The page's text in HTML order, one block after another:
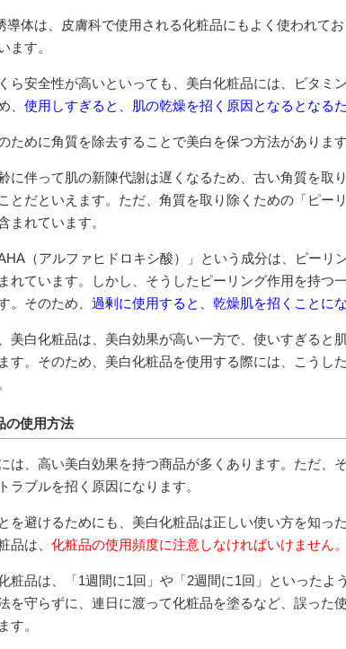
導体は、皮膚科で使用される化粧品にもよく使われて
ます。
ら安全性が高いといっても、美白化粧品には、ビタミ
、 使用しすぎると、肌の乾燥を招く原因となるとなる
ために角質を除去することで美白を保つ方法があります
に伴って肌の新陳代謝は遅くなるため、古い角質を取
とだといえます。ただ、角質を取り除くための「ピー
まれています。
（アルファヒドロキシ酸）」という成分は、ピーリ
れています。しかし、そうしたピーリング作用を持つ
。そのため、 過剰に使用すると、乾燥肌を招くことにな
美白化粧品は、美白効果が高い一方で、使いすぎると
す。そのため、美白化粧品を使用する際には、こうし
の使用方法
は、高い美白効果を持つ商品が多くあります。ただ、
ラブルを招く原因になります。
を避けるためにも、美白化粧品は正しい使い方を知っ
品は、 化粧品の使用頻度に注意しなければいけません。
粧品は、「1週間に1回」や「2週間に1回」といったよ
を守らずに、連日に渡って化粧品を塗るなど、誤った
す。